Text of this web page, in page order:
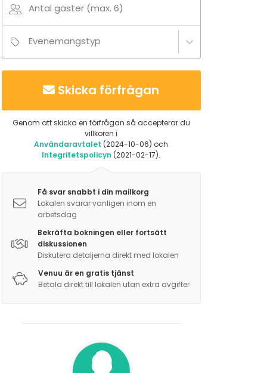
Antal gäster (max. 6)
Evenemangstyp
Skicka förfrågan
Genom att skicka en förfrågan så accepterar du
villkoren i
Användaravtalet (2024-10-06) och
Integritetspolicyn (2021-02-17).
Få svar snabbt i din mailkorg
Lokalen svarar vanligen inom en
arbetsdag
Bekräfta bokningen eller fortsätt
diskussionen
Diskutera detaljerna direkt med lokalen
Venuu är en gratis tjänst
Betala direkt till lokalen utan extra avgifter